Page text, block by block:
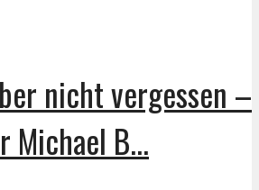
nicht vergessen –
Michael B...